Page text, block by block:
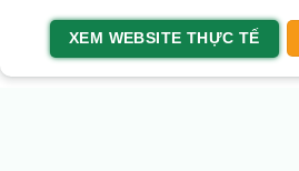
XEM WEBSITE THỰC TẾ